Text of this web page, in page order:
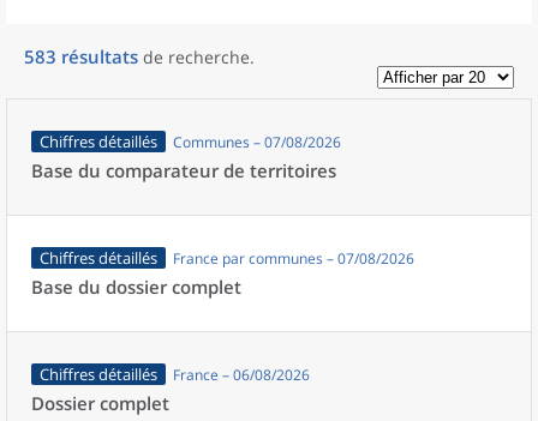
583 résultats de recherche.
Chiffres détaillés Communes – 07/08/2026
Base du comparateur de territoires
Chiffres détaillés France par communes – 07/08/2026
Base du dossier complet
Chiffres détaillés France – 06/08/2026
Dossier complet